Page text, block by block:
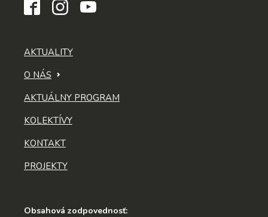
AKTUALITY
O NÁS
AKTUÁLNY PROGRAM
KOLEKTÍVY
KONTAKT
PROJEKTY
Obsahová zodpovednosť: